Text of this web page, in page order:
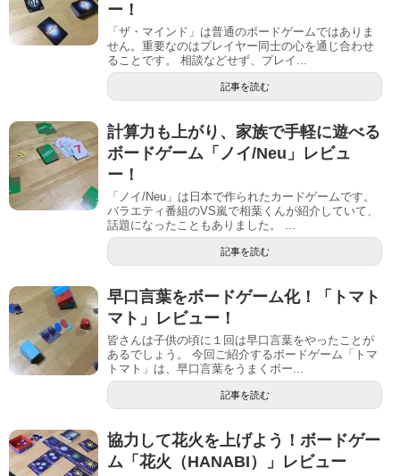
ー！
「ザ・マインド」は普通のボードゲームではありま
せん。重要なのはプレイヤー同士の心を通じ合わせ
ることです。 相談などせず、プレイ...
記事を読む
計算力も上がり、家族で手軽に遊べる
ボードゲーム「ノイ/Neu」レビュ
ー！
「ノイ/Neu」は日本で作られたカードゲームです。
バラエティ番組のVS嵐で相葉くんが紹介していて、
話題になったこともありました。 ...
記事を読む
早口言葉をボードゲーム化！「トマト
マト」レビュー！
皆さんは子供の頃に１回は早口言葉をやったことが
あるでしょう。 今回ご紹介するボードゲーム「トマ
トマト」は、早口言葉をうまくボー...
記事を読む
協力して花火を上げよう！ボードゲー
ム「花火（HANABI）」レビュー